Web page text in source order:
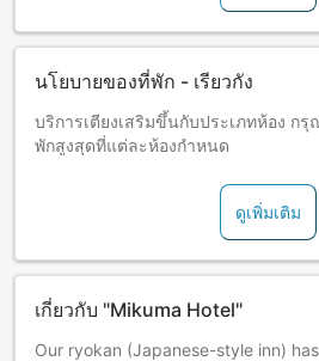
นโยบายของที่พัก - เรียวกัง
บริการเตียงเสริมขึ้นกับประเภทห้อง ก
พักสูงสุดที่แต่ละห้องกำหนด
ดูเพิ่มเติม
เกี่ยวกับ "Mikuma Hotel"
Our ryokan (Japanese-style inn)